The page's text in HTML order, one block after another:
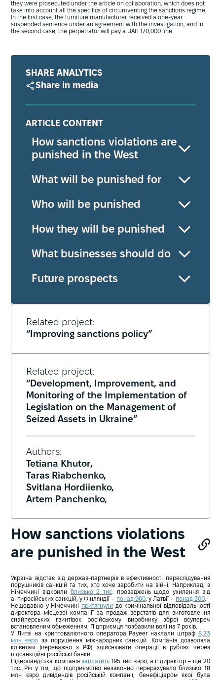
they were prosecuted under the article on collaboration, which does not
take into account all the specifics of circumventing the sanctions regime.
In the first case, the furniture manufacturer received a one-year
suspended sentence under an agreement with the investigation, and in
the second case, the perpetrator will pay a UAH 170,000 fine.
SHARE ANALYTICS
Share in media
ARTICLE CONTENT
How sanctions violations are
punished in the West
What will be punished for
Who will be punished
How they will be punished
What businesses should do
Future prospects
Related project:
“Improving sanctions policy”
Related project:
“Development, Improvement, and
Monitoring of the Implementation of
Legislation on the Management of
Seized Assets in Ukraine”
Authors:
Tetiana Khutor,
Taras Riabchenko,
Svitlana Hordiienko,
Artem Panchenko,
How sanctions violations
are punished in the West
Україна відстає від держав-партнерів в ефективності переслідування
порушників санкцій та тих, хто хоче заробити на війні. Наприклад, в
Німеччині відкрили близько 2 тис. проваджень щодо ухилення від
антиросійських санкцій, у Фінляндії – понад 900 , у Латвії – понад 300.
Нещодавно у Німеччині притягнули до кримінальної відповідальності
директора місцевої компанії за продаж верстатів для виготовлення
снайперських гвинтівок російському виробнику зброї всупереч
встановленим обмеженням. Підприємця позбавили волі на 7 років.
У Литві на криптовалютного оператора Payeer наклали штраф 8,23
млн євро за порушення міжнародних санкцій. Компанія дозволяла
клієнтам (переважно з РФ) здійснювати операції в рублях через
підсанкційні російські банки.
Нідерландська компанія заплатить 195 тис. євро, а її директор – ще 20
тис. Річ у тім, що підприємство незаконно перерахувало близько 18
млн євро дивідендів російській компанії, бенефіціаром якої була